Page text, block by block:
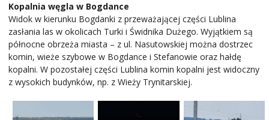
Kopalnia węgla w Bogdance
Widok w kierunku Bogdanki z przeważającej części Lublina
zasłania las w okolicach Turki i Świdnika Dużego. Wyjątkiem są
północne obrzeża miasta – z ul. Nasutowskiej można dostrzec
komin, wieże szybowe w Bogdance i Stefanowie oraz hałdę
kopalni. W pozostałej części Lublina komin kopalni jest widoczny
z wysokich budynków, np. z Wieży Trynitarskiej.